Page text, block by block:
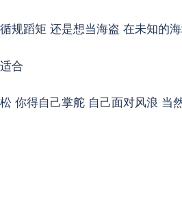
规蹈矩 还是想当海盗 在未知的
合
你得自己掌舵 自己面对风浪 当